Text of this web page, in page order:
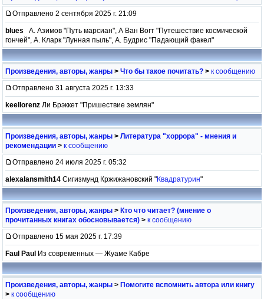
Отправлено 2 сентября 2025 г. 21:09
blues А. Азимов "Путь марсиан", А Ван Вогт "Путешествие космической
гончей", А. Кларк "Лунная пыль", А. Будрис "Падающий факел"
Произведения, авторы, жанры > Что бы такое почитать? > к сообщению
Отправлено 31 августа 2025 г. 13:33
keellorenz Ли Брэккет "Пришествие землян"
Произведения, авторы, жанры > Литература "хоррора" - мнения и
рекомендации > к сообщению
Отправлено 24 июля 2025 г. 05:32
alexalansmith14 Сигизмунд Кржижановский "Квадратурин"
Произведения, авторы, жанры > Кто что читает? (мнение о
прочитанных книгах обосновывается) > к сообщению
Отправлено 15 мая 2025 г. 17:39
Faul Paul Из современных — Жуаме Кабре
Произведения, авторы, жанры > Помогите вспомнить автора или книгу
> к сообщению